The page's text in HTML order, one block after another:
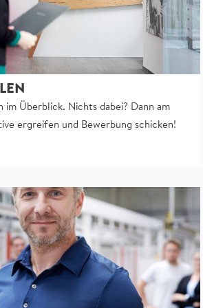
im Überblick. Nichts dabei? Dann am
ergreifen und Bewerbung schicken!